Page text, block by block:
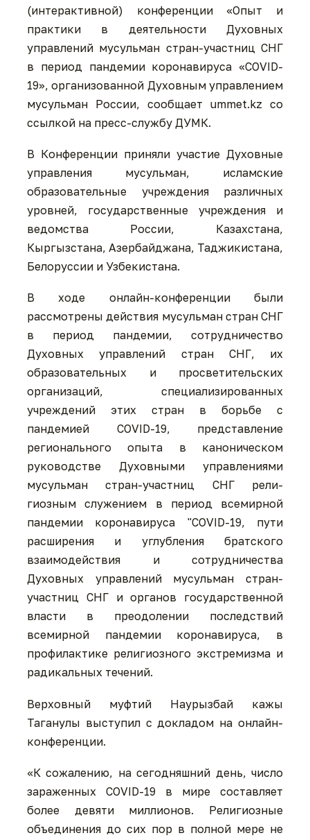
(интерактивной) конференции «Опыт и
практики в деятельности Духовных
управлений мусульман стран-участниц СНГ
в период пандемии коронавируса «COVID-
19», организованной Духовным управлением
мусульман России, сообщает ummet.kz со
ссылкой на пресс-службу ДУМК.
В Конференции приняли участие Духовные
управления мусульман, исламские
образовательные учреждения различных
уровней, государственные учреждения и
ведомства России, Казахстана,
Кыргызстана, Азербайджана, Таджикистана,
Белоруссии и Узбекистана.
В ходе онлайн-конференции были
рассмотрены действия мусульман стран СНГ
в период пандемии, сотрудничество
Духовных управлений стран СНГ, их
образовательных и просветительских
организаций, специализированных
учреждений этих стран в борьбе с
пандемией COVID-19, представление
регионального опыта в каноническом
руководстве Духовными управлениями
мусульман стран-участниц СНГ рели-
гиозным служением в период всемирной
пандемии коронавируса "COVID-19, пути
расширения и углубления братского
взаимодействия и сотрудничества
Духовных управлений мусульман стран-
участниц СНГ и органов государственной
власти в преодолении последствий
всемирной пандемии коронавируса, в
профилактике религиозного экстремизма и
радикальных течений.
Верховный муфтий Наурызбай кажы
Таганулы выступил с докладом на онлайн-
конференции.
«К сожалению, на сегодняшний день, число
зараженных COVID-19 в мире составляет
более девяти миллионов. Религиозные
объединения до сих пор в полной мере не